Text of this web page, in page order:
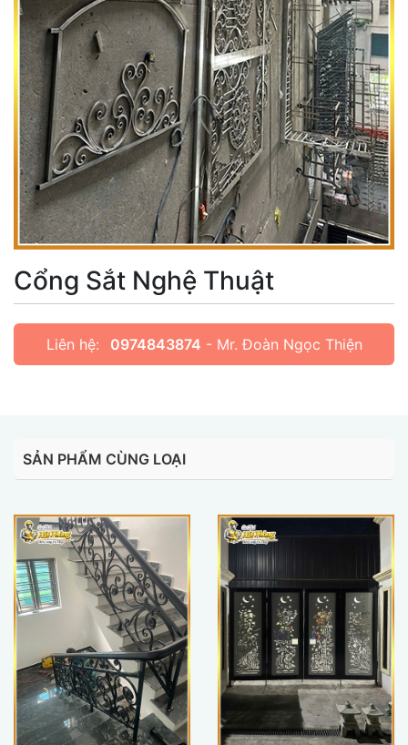
Cổng Sắt Nghệ Thuật
Liên hệ: 0974843874 - Mr. Đoàn Ngọc Thiện
SẢN PHẨM CÙNG LOẠI